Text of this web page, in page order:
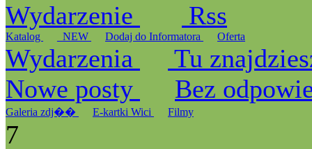
Wydarzenie
Rss
Katalog _NEW Dodaj do Informatora Oferta
Wydarzenia
Tu
Nowe posty
Bez
Galeria zdj�� E-kartki Wici Filmy
7